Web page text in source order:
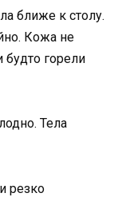
ближе к столу.
Кожа не
горели
Тела
резко